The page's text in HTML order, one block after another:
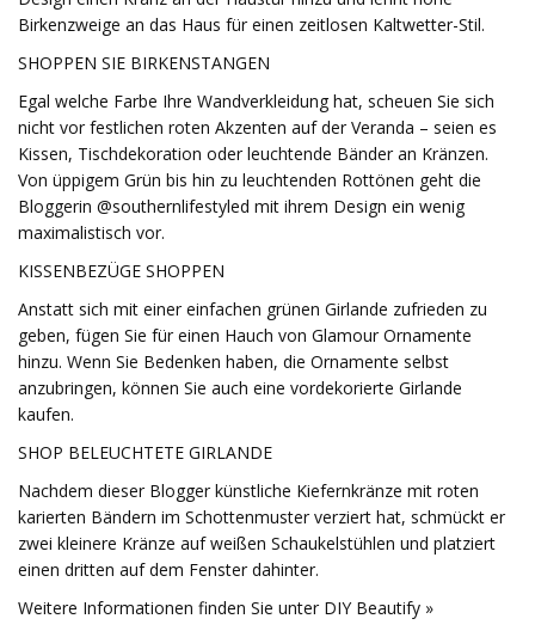
Birkenzweige an das Haus für einen zeitlosen Kaltwetter-Stil.
SHOPPEN SIE BIRKENSTANGEN
Egal welche Farbe Ihre Wandverkleidung hat, scheuen Sie sich
nicht vor festlichen roten Akzenten auf der Veranda – seien es
Kissen, Tischdekoration oder leuchtende Bänder an Kränzen.
Von üppigem Grün bis hin zu leuchtenden Rottönen geht die
Bloggerin @southernlifestyled mit ihrem Design ein wenig
maximalistisch vor.
KISSENBEZÜGE SHOPPEN
Anstatt sich mit einer einfachen grünen Girlande zufrieden zu
geben, fügen Sie für einen Hauch von Glamour Ornamente
hinzu. Wenn Sie Bedenken haben, die Ornamente selbst
anzubringen, können Sie auch eine vordekorierte Girlande
kaufen.
SHOP BELEUCHTETE GIRLANDE
Nachdem dieser Blogger künstliche Kiefernkränze mit roten
karierten Bändern im Schottenmuster verziert hat, schmückt er
zwei kleinere Kränze auf weißen Schaukelstühlen und platziert
einen dritten auf dem Fenster dahinter.
Weitere Informationen finden Sie unter DIY Beautify »